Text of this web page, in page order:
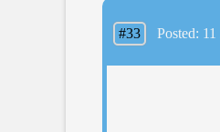
#33 Posted: